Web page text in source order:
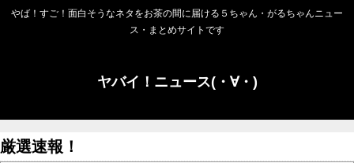
やば！すご！面白そうなネタをお茶の間に届ける５ちゃん・がるちゃんニュー
ス・まとめサイトです
ヤバイ！ニュース(・∀・)
厳選速報！